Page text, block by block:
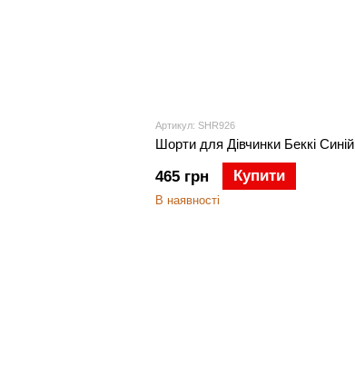
Артикул: SHR926
Шорти для Дівчинки Беккі Синій
465 грн Купити
В наявності